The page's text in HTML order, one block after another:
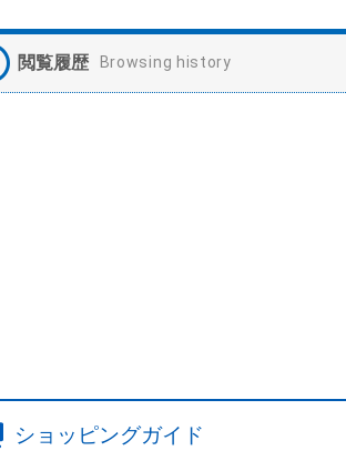
閲覧履歴 Browsing history
ショッピングガイド